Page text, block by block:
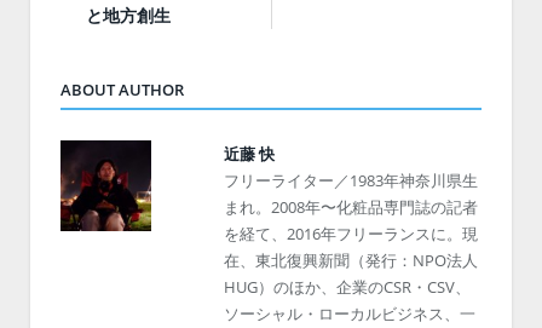
と地方創生
ABOUT AUTHOR
近藤 快
フリーライター／1983年神奈川県生
まれ。2008年〜化粧品専門誌の記者
を経て、2016年フリーランスに。現
在、東北復興新聞（発行：NPO法人
HUG）のほか、企業のCSR・CSV、
ソーシャル・ローカルビジネス、一